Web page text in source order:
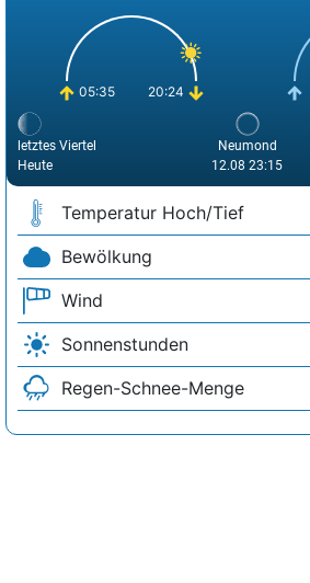
05:35 20:24
letztes Viertel
Heute
Neumond
12.08 23:15
Temperatur Hoch/Tief
Bewölkung
Wind
Sonnenstunden
Regen-Schnee-Menge